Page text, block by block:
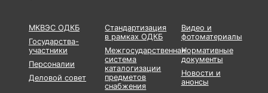
МКВЭС ОДКБ
Государства-
участники
Персоналии
Деловой совет
Стандартизация
в рамках ОДКБ
Межгосударственная
система
каталогизации
предметов
снабжения
Видео и
фотоматериалы
Нормативные
документы
Новости и
анонсы